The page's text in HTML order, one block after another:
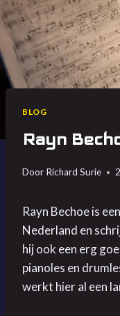
BLOG
Rayn
Door Richard Surie
Rayn Bechoe is
Nederland en
hij ook een erg
pianoles en
werkt hier al een